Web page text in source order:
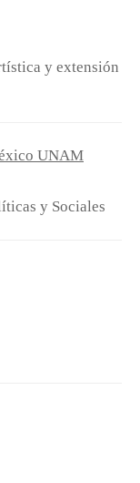
y extensión
UNAM
y Sociales